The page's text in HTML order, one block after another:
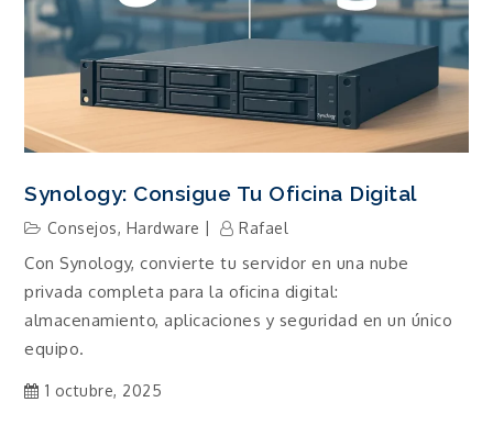
Synology: Consigue Tu Oficina Digital
Consejos, Hardware Rafael
Con Synology, convierte tu servidor en una nube
privada completa para la oficina digital:
almacenamiento, aplicaciones y seguridad en un único
equipo.
1 octubre, 2025